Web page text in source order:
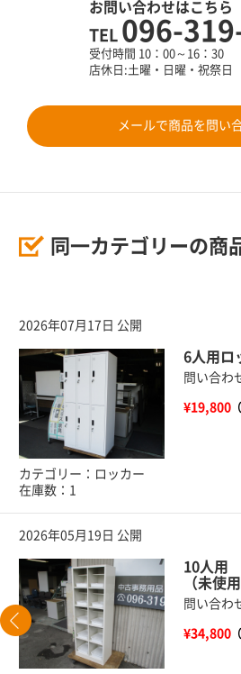
お問い合わせはこちら
TEL 096-
受付時間 10：00～16：30
店休日:土曜・日曜・祝祭日
メールで商品を問い
同一カテゴリーの商
2026年07月17日 公開
6人用ロ
問い合わ
¥19,800
カテゴリー：ロッカー
在庫数：1
2026年05月19日 公開
10人用
（未使用
問い合わ
¥34,800